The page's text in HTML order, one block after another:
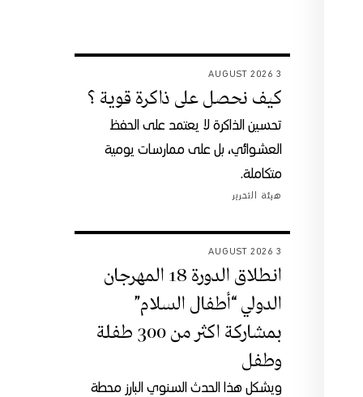
3 AUGUST 2026
كيف نحصل على ذاكرة قوية ؟
تحسين الذاكرة لا يعتمد على الحفظ
العشوائي، بل على ممارسات يومية
متكاملة.
هيئة التحرير
3 AUGUST 2026
انطلاق الدورة 18 المهرجان
الدولي “أطفال السلام”
بمشاركة اكثر من 300 طفلة
وطفل
ويشكل هذا الحدث السنوي البارز محطة